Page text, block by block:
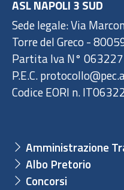
ASL NAPOLI 3 SUD
Sede legale: Via
Torre del Greco -
Partita Iva N°
P.E.C.
Codice EORI n.
Amministrazione
Albo Pretorio
Concorsi